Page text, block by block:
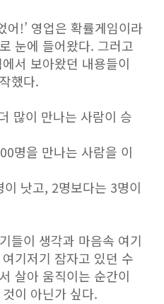
어!’ 영업은 확률게임이라
눈에 들어왔다. 그러고
서 보아왔던 내용들이
했다.
많이 만나는 사람이 승
명을 만나는 사람을 이
낫고, 2명보다는 3명이
들이 생각과 마음속 여기
기저기 잠자고 있던 수
살아 움직이는 순간이
이 아닌가 싶다.